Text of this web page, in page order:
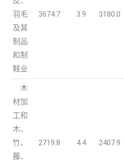
羽毛
及其
制品
和制
鞋业
3674.7 3.9 3180.0
木
材加
工和
木、
竹、
藤、
2719.8 4.4 2407.9